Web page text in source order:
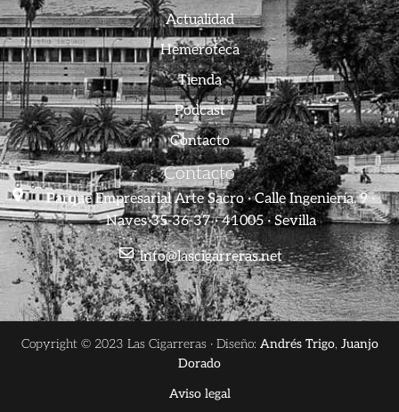
Actualidad
Hemeroteca
Tienda
Podcast
Contacto
Contacto
Parque Empresarial Arte Sacro · Calle Ingeniería, 9 ·
Naves 35-36-37 · 41005 · Sevilla
info@lascigarreras.net
Copyright © 2023 Las Cigarreras · Diseño: Andrés Trigo, Juanjo
Dorado
Aviso legal